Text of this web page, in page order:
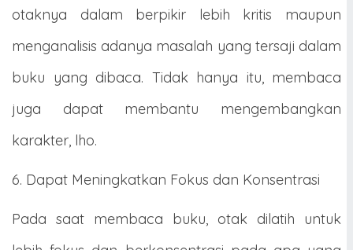
otaknya dalam berpikir lebih kritis maupun
menganalisis adanya masalah yang tersaji dalam
buku yang dibaca. Tidak hanya itu, membaca
juga dapat membantu mengembangkan
karakter, lho.
6. Dapat Meningkatkan Fokus dan Konsentrasi
Pada saat membaca buku, otak dilatih untuk